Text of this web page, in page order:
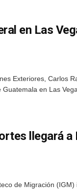
en Las
Exteriores, Carlos
en Las
llegará a
de Migración (IGM)